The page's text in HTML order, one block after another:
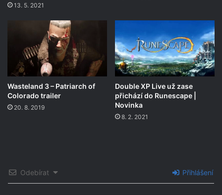
13. 5. 2021
Wasteland 3 – Patriarch of
Colorado trailer
20. 8. 2019
Double XP Live už zase
přichází do Runescape |
Novinka
8. 2. 2021
Odebírat Přihlášení